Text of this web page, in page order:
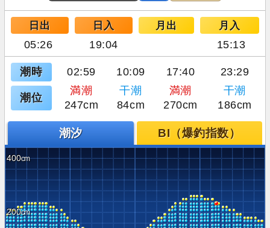
日出 日入 月出 月入
05:26 19:04 15:13
潮時 02:59 10:09 17:40 23:29
潮位
満潮 干潮 満潮
干潮
247cm
84cm 270cm 186cm
潮汐 BI（爆釣指数）
400
200